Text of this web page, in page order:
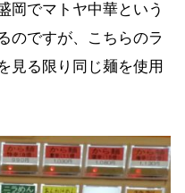
岡でマトヤ中華という
のですが、こちらのラ
見る限り同じ麺を使用